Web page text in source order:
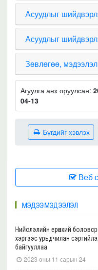
Асуудлыг
Асуудлыг
Зөвлөгөө, мэдээлэл
Агуулга анх оруулсан:
04-13
Бүгдийг хэвлэх
Веб
МЭДЭЭ МЭДЭЭЛЭЛ
Нийслэлийн ерөнхий
хэргээс урьдчилан
байгууллаа
2023 оны 11 сарын 24